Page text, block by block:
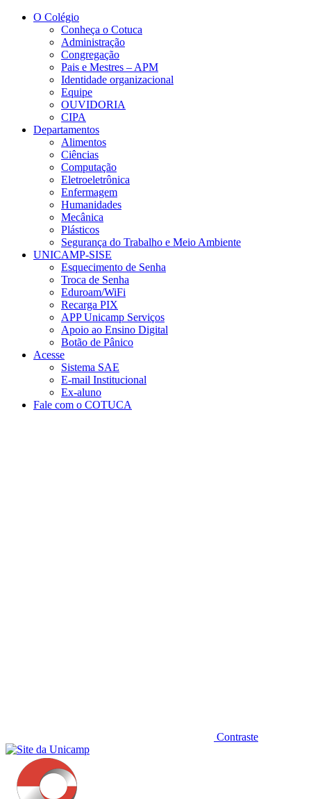
Conteúdo principal
O Colégio
Conheça o Cotuca
Administração
Congregação
Pais e Mestres – APM
Identidade organizacional
Equipe
OUVIDORIA
CIPA
Departamentos
Alimentos
Ciências
Computação
Eletroeletrônica
Enfermagem
Humanidades
Mecânica
Plásticos
Segurança do Trabalho e Meio Ambiente
UNICAMP-SISE
Esquecimento de Senha
Troca de Senha
Eduroam/WiFi
Recarga PIX
APP Unicamp Serviços
Apoio ao Ensino Digital
Botão de Pânico
Acesse
Sistema SAE
E-mail Institucional
Ex-aluno
Fale com o COTUCA
Contraste